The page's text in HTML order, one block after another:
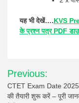
यह भी देखें….KVS
के प्रश्न पत्र PDF
Post
navigation
Previous:
CTET Exam Date 2025:
की तैयारी शुरू करें – पूरी